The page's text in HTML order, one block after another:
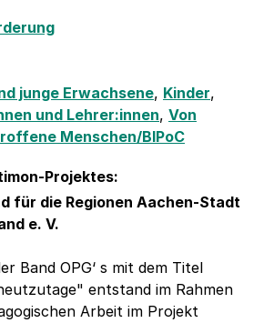
junge Erwachsene, Kinder,
und Lehrer:innen, Von
Menschen/BIPoC
Projektes:
für die Regionen Aachen-Stadt
e. V.
Band OPG‘ s mit dem Titel
entstand im Rahmen
Arbeit im Projekt